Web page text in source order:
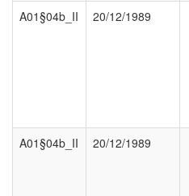
A01§04b_II
20/12/1989
A01§04b_II
20/12/1989